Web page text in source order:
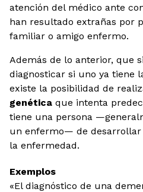
atención del médico ante
han resultado extrañas por
familiar o amigo enfermo.
Además de lo anterior, que
diagnosticar si uno ya tiene
existe la posibilidad de
genética que intenta
tiene una persona
un enfermo— de desarrollar
la enfermedad.
Exemplos
«El diagnóstico de una